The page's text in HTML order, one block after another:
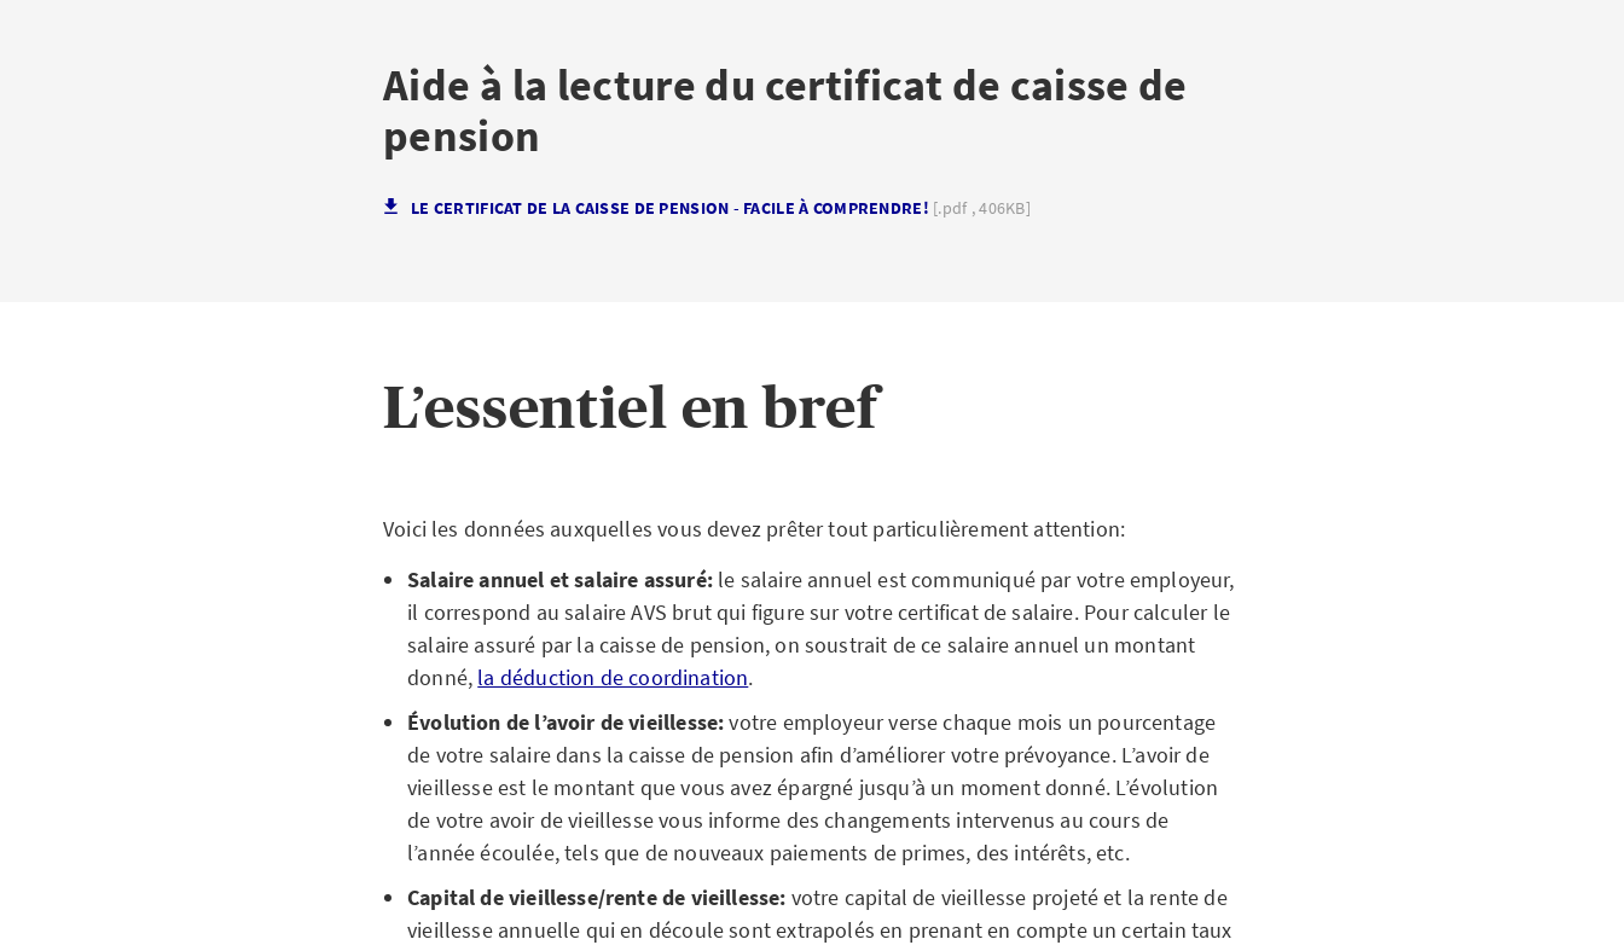
Aide à la lecture du certificat de caisse de
pension
LE CERTIFICAT DE LA CAISSE DE PENSION - FACILE À COMPRENDRE! [.pdf , 406KB]
L’essentiel en bref
Voici les données auxquelles vous devez prêter tout particulièrement attention:
Salaire annuel et salaire assuré:le salaire annuel est communiqué par votre employeur,
il correspond au salaire AVS brut qui figure sur votre certificat de salaire. Pour calculer le
salaire assuré par la caisse de pension, on soustrait de ce salaire annuel un montant
donné, la déduction de coordination.
Évolution de l’avoir de vieillesse:votre employeur verse chaque mois un pourcentage
de votre salaire dans la caisse de pension afin d’améliorer votre prévoyance. L’avoir de
vieillesse est le montant que vous avez épargné jusqu’à un moment donné. L’évolution
de votre avoir de vieillesse vous informe des changements intervenus au cours de
l’année écoulée, tels que de nouveaux paiements de primes, des intérêts, etc.
Capital de vieillesse/rente de vieillesse: votre capital de vieillesse projeté et la rente de
vieillesse annuelle qui en découle sont extrapolés en prenant en compte un certain taux